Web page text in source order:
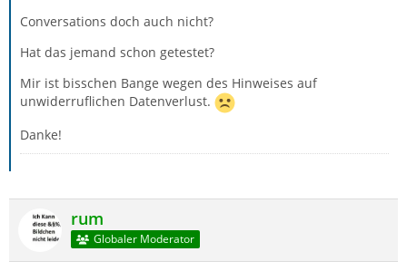
Conversations doch auch nicht?
Hat das jemand schon getestet?
Mir ist bisschen Bange wegen des Hinweises auf
unwiderruflichen Datenverlust.
Danke!
rum
Globaler Moderator